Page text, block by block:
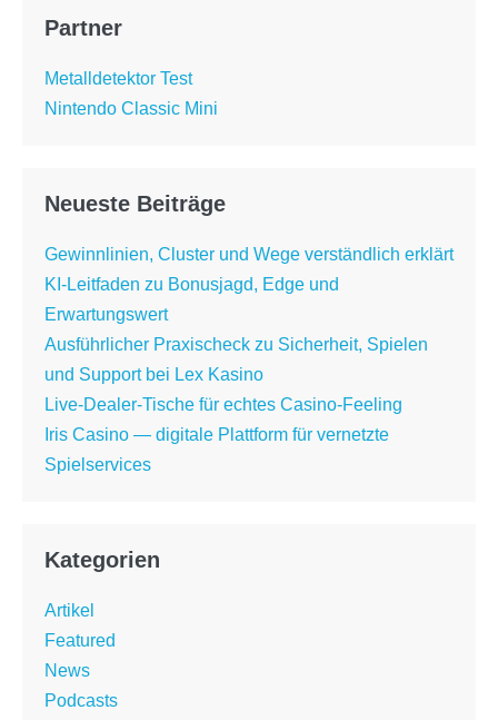
Partner
Metalldetektor Test
Nintendo Classic Mini
Neueste Beiträge
Gewinnlinien, Cluster und Wege verständlich erklärt
KI-Leitfaden zu Bonusjagd, Edge und
Erwartungswert
Ausführlicher Praxischeck zu Sicherheit, Spielen
und Support bei Lex Kasino
Live-Dealer-Tische für echtes Casino-Feeling
Iris Casino — digitale Plattform für vernetzte
Spielservices
Kategorien
Artikel
Featured
News
Podcasts